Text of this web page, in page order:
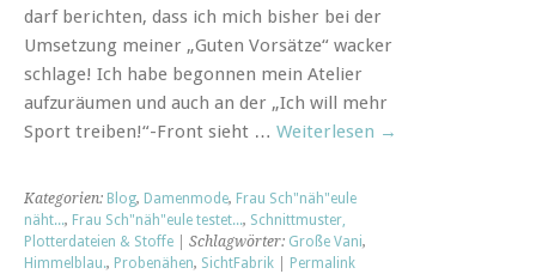
darf berichten, dass ich mich bisher bei der
Umsetzung meiner „Guten Vorsätze“ wacker
schlage! Ich habe begonnen mein Atelier
aufzuräumen und auch an der „Ich will mehr
Sport treiben!“-Front sieht … Weiterlesen →
Kategorien: Blog, Damenmode, Frau Sch"näh"eule
näht..., Frau Sch"näh"eule testet..., Schnittmuster,
Plotterdateien & Stoffe | Schlagwörter: Große Vani,
Himmelblau., Probenähen, SichtFabrik Permalink